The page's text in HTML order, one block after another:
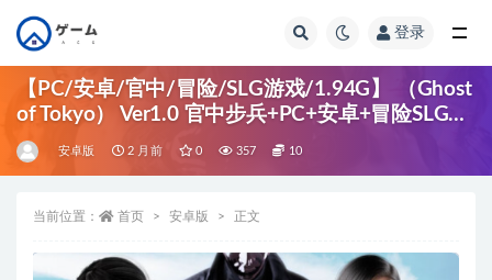
登录
【PC/安卓/官中/冒险/SLG游戏/1.94G】 （Ghost
of Tokyo） Ver1.0 官中步兵+PC+安卓+冒险SLG游
戏+1.94G
安卓版 2 月前 0 357 10
当前位置： 首页 安卓版 正文